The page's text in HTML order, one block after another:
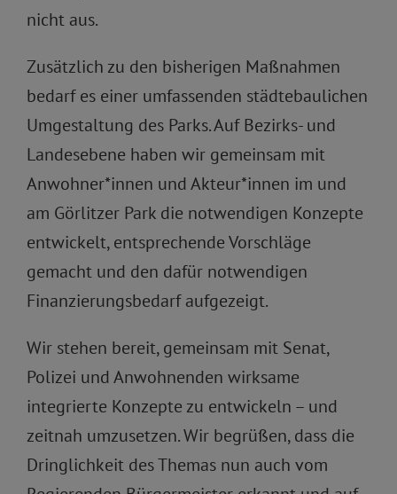
nicht aus.
Zusätzlich zu den bisherigen Maßnahmen
bedarf es einer umfassenden städtebaulichen
Umgestaltung des Parks. Auf Bezirks- und
Landesebene haben wir gemeinsam mit
Anwohner*innen und Akteur*innen im und
am Görlitzer Park die notwendigen Konzepte
entwickelt, entsprechende Vorschläge
gemacht und den dafür notwendigen
Finanzierungsbedarf aufgezeigt.
Wir stehen bereit, gemeinsam mit Senat,
Polizei und Anwohnenden wirksame
integrierte Konzepte zu entwickeln – und
zeitnah umzusetzen. Wir begrüßen, dass die
Dringlichkeit des Themas nun auch vom